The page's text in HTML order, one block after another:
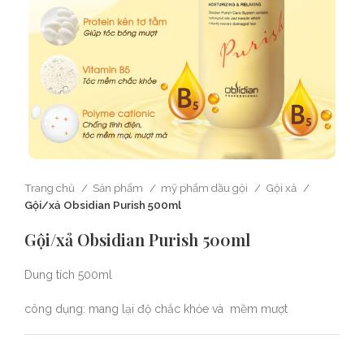
Trang chủ Sản phẩm mỹ phẩm dầu gội
Gội xả
Gội/xả Obsidian Purish 500ml
Gội/xả Obsidian Purish 500ml
Dung tích 500ml
công dụng: mang lại độ chắc khỏe và mềm mượt